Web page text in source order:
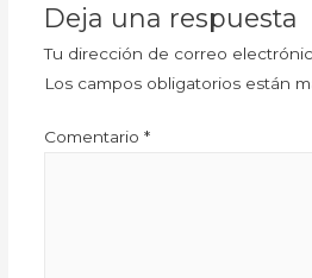
Deja una respuesta
Tu dirección de correo
Los campos obligatorios están
Comentario *